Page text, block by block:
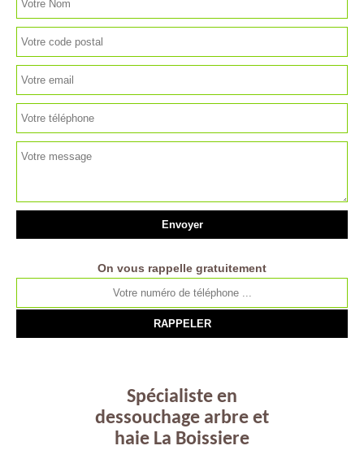
On vous rappelle gratuitement
Spécialiste en
dessouchage arbre et
haie La Boissiere